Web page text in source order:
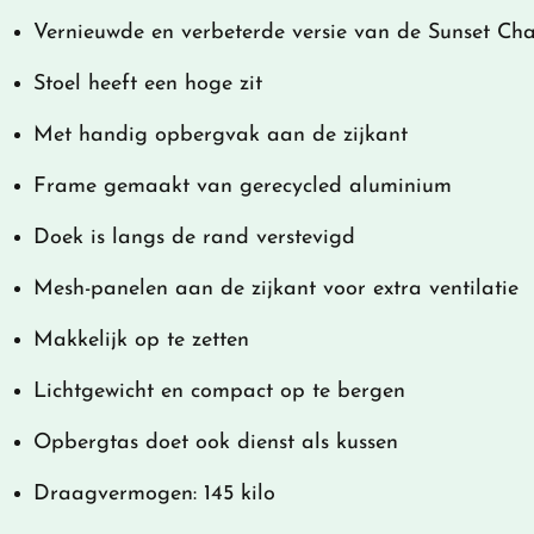
Vernieuwde en verbeterde versie van de Sunset
Stoel heeft een hoge zit
Met handig opbergvak aan de zijkant
Frame gemaakt van gerecycled aluminium
Doek is langs de rand verstevigd
Mesh-panelen aan de zijkant voor extra ventilatie
Makkelijk op te zetten
Lichtgewicht en compact op te bergen
Opbergtas doet ook dienst als kussen
Draagvermogen: 145 kilo